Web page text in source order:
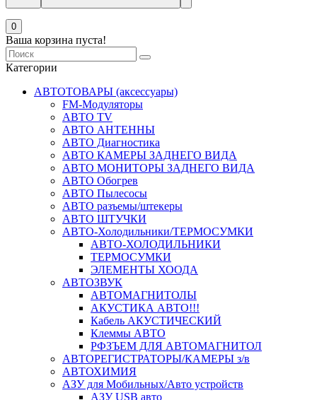
0
Ваша корзина пуста!
Категории
АВТОТОВАРЫ (аксессуары)
FM-Модуляторы
АВТО TV
АВТО АНТЕННЫ
АВТО Диагностика
АВТО КАМЕРЫ ЗАДНЕГО ВИДА
АВТО МОНИТОРЫ ЗАДНЕГО ВИДА
АВТО Обогрев
АВТО Пылесосы
АВТО разъемы/штекеры
АВТО ШТУЧКИ
АВТО-Холодильники/ТЕРМОСУМКИ
АВТО-ХОЛОДИЛЬНИКИ
ТЕРМОСУМКИ
ЭЛЕМЕНТЫ ХООДА
АВТОЗВУК
АВТОМАГНИТОЛЫ
АКУСТИКА АВТО!!!
Кабель АКУСТИЧЕСКИЙ
Клеммы АВТО
РФЗЪЕМ ДЛЯ АВТОМАГНИТОЛ
АВТОРЕГИСТРАТОРЫ/КАМЕРЫ з/в
АВТОХИМИЯ
АЗУ для Мобильных/Авто устройств
АЗУ USB авто